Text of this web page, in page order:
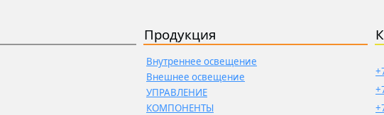
Продукция
Внутреннее освещение
Внешнее освещение
УПРАВЛЕНИЕ
КОМПОНЕНТЫ